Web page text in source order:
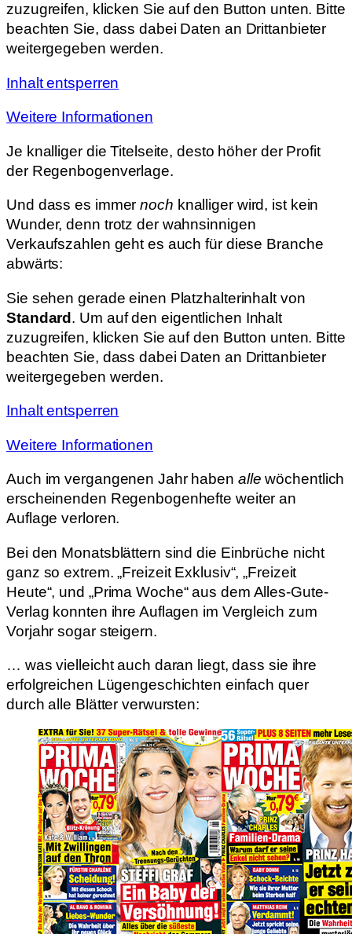
zuzugreifen, klicken Sie auf den Button unten. Bitte
beachten Sie, dass dabei Daten an Drittanbieter
weitergegeben werden.
Inhalt entsperren
Weitere Informationen
Je knalliger die Titelseite, desto höher der Profit
der Regenbogenverlage.
Und dass es immernoch knalliger wird, ist kein
Wunder, denn trotz der wahnsinnigen
Verkaufszahlen geht es auch für diese Branche
abwärts:
Sie sehen gerade einen Platzhalterinhalt von
Standard . Um auf den eigentlichen Inhalt
zuzugreifen, klicken Sie auf den Button unten. Bitte
beachten Sie, dass dabei Daten an Drittanbieter
weitergegeben werden.
Inhalt entsperren
Weitere Informationen
Auch im vergangenen Jahr haben alle wöchentlich
erscheinenden Regenbogenhefte weiter an
Auflage verloren.
Bei den Monatsblättern sind die Einbrüche nicht
ganz so extrem. „Freizeit Exklusiv“, „Freizeit
Heute“, und „Prima Woche“ aus dem Alles-Gute-
Verlag konnten ihre Auflagen im Vergleich zum
Vorjahr sogar steigern.
… was vielleicht auch daran liegt, dass sie ihre
erfolgreichen Lügengeschichten einfach quer
durch alle Blätter verwursten: